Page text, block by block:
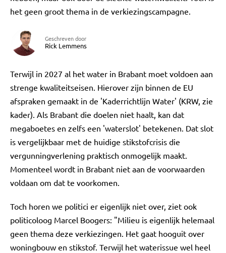
het geen groot thema in de verkiezingscampagne.
Geschreven door
Rick Lemmens
Terwijl in 2027 al het water in Brabant moet voldoen aan
strenge kwaliteitseisen. Hierover zijn binnen de EU
afspraken gemaakt in de 'Kaderrichtlijn Water' (KRW, zie
kader). Als Brabant die doelen niet haalt, kan dat
megaboetes en zelfs een 'waterslot' betekenen. Dat slot
is vergelijkbaar met de huidige stikstofcrisis die
vergunningverlening praktisch onmogelijk maakt.
Momenteel wordt in Brabant niet aan de voorwaarden
voldaan om dat te voorkomen.
Toch horen we politici er eigenlijk niet over, ziet ook
politicoloog Marcel Boogers: "Milieu is eigenlijk helemaal
geen thema deze verkiezingen. Het gaat hooguit over
woningbouw en stikstof. Terwijl het waterissue wel heel